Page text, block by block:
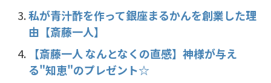
私が青汁酢を作って銀座まるかんを創業した理
由【斎藤一人】
【斎藤一人 なんとなくの直感】神様が与え
る"知恵"のプレゼント☆